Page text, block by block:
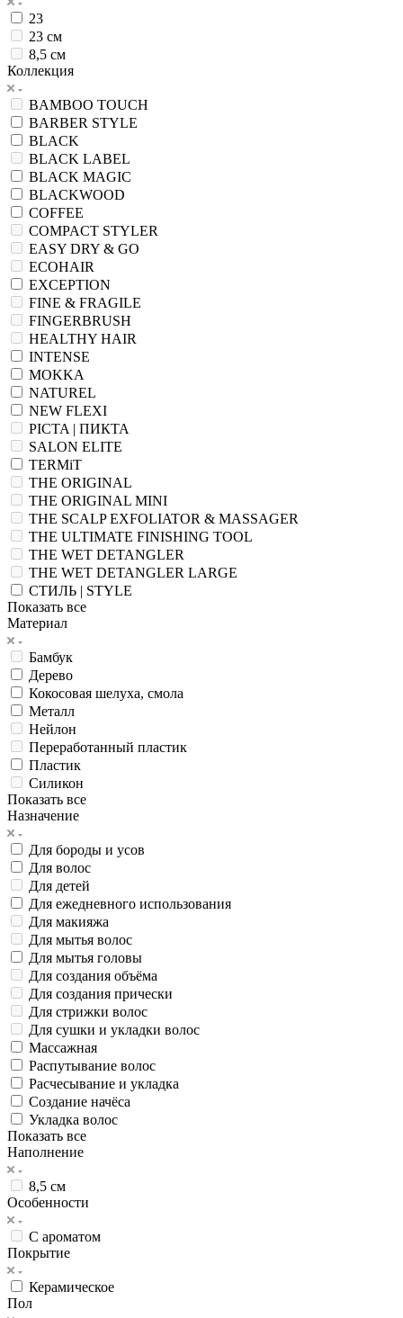
23
23 см
8,5 см
Коллекция
BAMBOO TOUCH
BARBER STYLE
BLACK
BLACK LABEL
BLACK MAGIC
BLACKWOOD
COFFEE
COMPACT STYLER
EASY DRY & GO
ECOHAIR
EXCEPTION
FINE & FRAGILE
FINGERBRUSH
HEALTHY HAIR
INTENSE
MOKKA
NATUREL
NEW FLEXI
PICTA | ПИКТА
SALON ELITE
TERMiT
THE ORIGINAL
THE ORIGINAL MINI
THE SCALP EXFOLIATOR & MASSAGER
THE ULTIMATE FINISHING TOOL
THE WET DETANGLER
THE WET DETANGLER LARGE
СТИЛЬ | STYLE
Показать все
Материал
Бамбук
Дерево
Кокосовая шелуха, смола
Металл
Нейлон
Переработанный пластик
Пластик
Силикон
Показать все
Назначение
Для бороды и усов
Для волос
Для детей
Для ежедневного использования
Для макияжа
Для мытья волос
Для мытья головы
Для создания объёма
Для создания прически
Для стрижки волос
Для сушки и укладки волос
Массажная
Распутывание волос
Расчесывание и укладка
Создание начёса
Укладка волос
Показать все
Наполнение
8,5 см
Особенности
С ароматом
Покрытие
Керамическое
Пол